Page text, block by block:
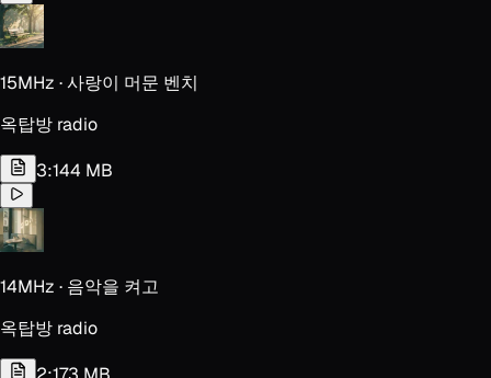
15MHz · 사랑이 머문 벤치
옥탑방 radio
3:144 MB
14MHz · 음악을 켜고
옥탑방 radio